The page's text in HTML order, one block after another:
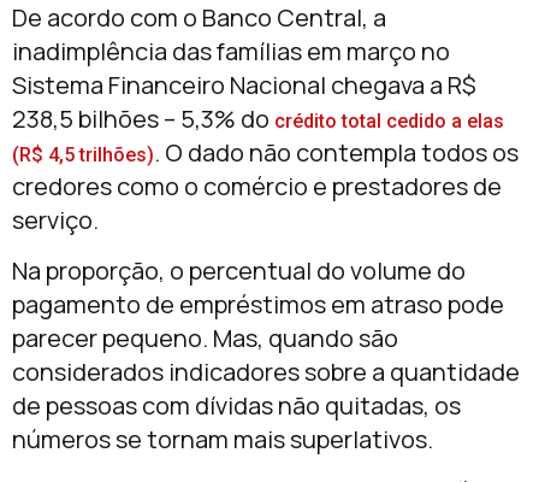
De acordo com o Banco Central, a
inadimplência das famílias em março no
Sistema Financeiro Nacional chegava a R$
238,5 bilhões – 5,3% do crédito total cedido a elas
(R$ 4,5 trilhões). O dado não contempla todos os
credores como o comércio e prestadores de
serviço.
Na proporção, o percentual do volume do
pagamento de empréstimos em atraso pode
parecer pequeno. Mas, quando são
considerados indicadores sobre a quantidade
de pessoas com dívidas não quitadas, os
números se tornam mais superlativos.